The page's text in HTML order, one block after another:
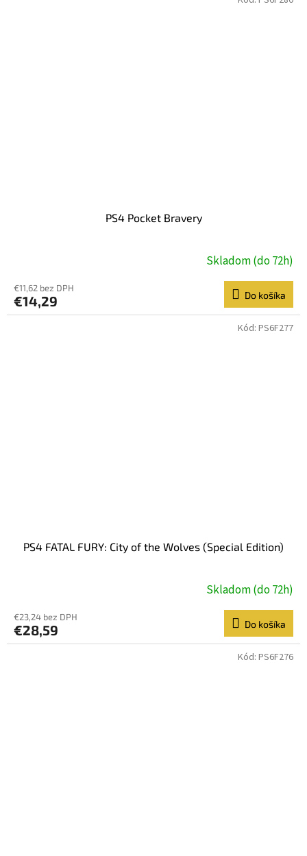
PS4 Pocket Bravery
Skladom (do 72h)
€11,62 bez DPH
€14,29 Do košíka
PS4 FATAL FURY: City of the Wolves (Special Edition)
Skladom (do 72h)
€23,24 bez DPH
€28,59 Do košíka
Kód: PS6F277
Kód: PS6F276